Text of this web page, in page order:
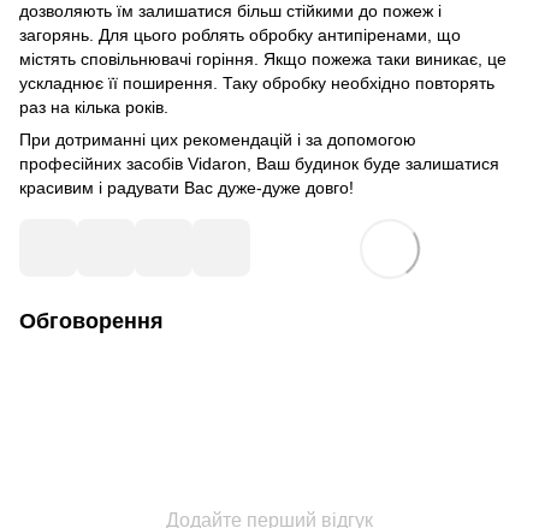
дозволяють їм залишатися більш стійкими до пожеж і
загорянь. Для цього роблять обробку антипіренами, що
містять сповільнювачі горіння. Якщо пожежа таки виникає, це
ускладнює її поширення. Таку обробку необхідно повторять
раз на кілька років.
При дотриманні цих рекомендацій і за допомогою
професійних засобів Vidaron, Ваш будинок буде залишатися
красивим і радувати Вас дуже-дуже довго!
Обговорення
Додайте перший відгук